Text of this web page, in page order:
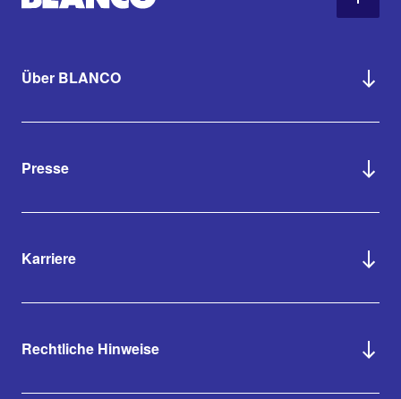
Über BLANCO
Presse
Karriere
Rechtliche Hinweise